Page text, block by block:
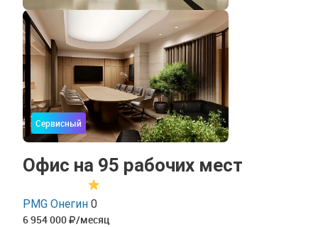
Сервисный
Офис на 95 рабочих мест
PMG Онегин 0
6 954 000 /месяц